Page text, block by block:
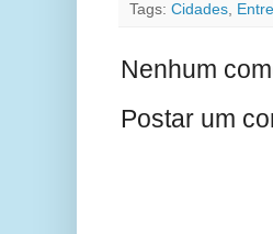
Tags: Cidades,
Nenhum
Postar um